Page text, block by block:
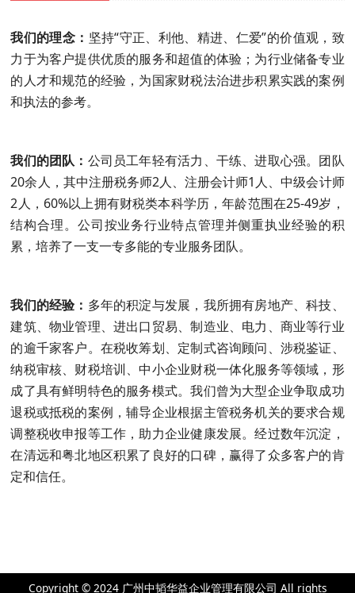
我们的理念： 坚持“守正、利他、精进、仁爱”的价值观，致
力于为客户提供优质的服务和超值的体验；为行业储备专业
的人才和规范的经验，为国家财税法治进步积累实践的案例
和执法的参考。
我们的团队： 公司员工年轻有活力、干练、进取心强。团队
20余人，其中注册税务师2人、注册会计师1人、中级会计师
2人，60%以上拥有财税类本科学历，年龄范围在25-49岁，
结构合理。公司按业务行业特点管理并侧重执业经验的积
累，培养了一支一专多能的专业服务团队。
我们的经验： 多年的积淀与发展，我所拥有房地产、科技、
建筑、物业管理、进出口贸易、制造业、电力、商业等行业
的逾千家客户。在税收筹划、定制式咨询顾问、涉税鉴证、
纳税审核、财税培训、中小企业财税一体化服务等领域，形
成了具有鲜明特色的服务模式。我们曾为大型企业争取成功
退税或抵税的案例，辅导企业根据主管税务机关的要求合规
调整税收申报等工作，助力企业健康发展。经过数年沉淀，
在清远和粤北地区积累了良好的口碑，赢得了众多客户的肯
定和信任。
Copyright © 2024 广州中韬华益企业管理有限公司 All rights